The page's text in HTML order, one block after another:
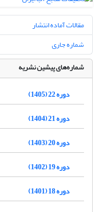
مقالات آماده انتشار
شماره جاری
شماره‌های پیشین نشریه
دوره 22 (1405)
دوره 21 (1404)
دوره 20 (1403)
دوره 19 (1402)
دوره 18 (1401)